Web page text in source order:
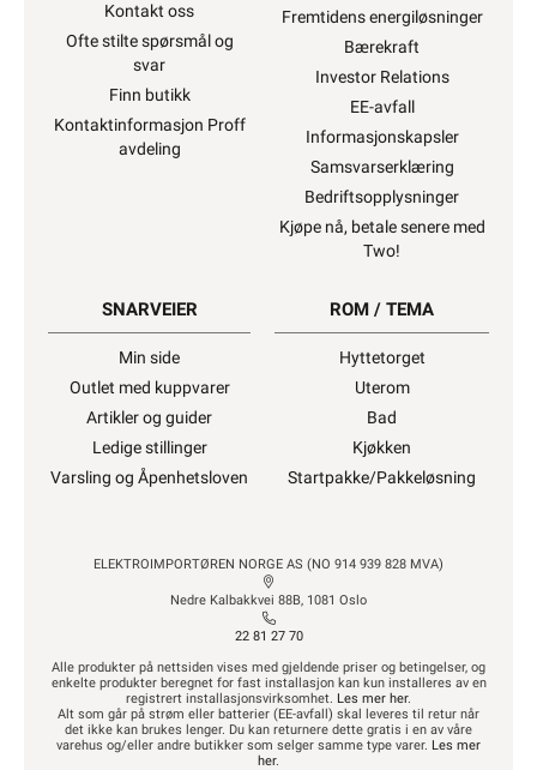
Kontakt oss
Ofte stilte spørsmål og
svar
Finn butikk
Kontaktinformasjon Proff
avdeling
Fremtidens energiløsninger
Bærekraft
Investor Relations
EE-avfall
Informasjonskapsler
Samsvarserklæring
Bedriftsopplysninger
Kjøpe nå, betale senere med
Two!
SNARVEIER
Min side
Outlet med kuppvarer
Artikler og guider
Ledige stillinger
Varsling og Åpenhetsloven
ROM / TEMA
Hyttetorget
Uterom
Bad
Kjøkken
Startpakke/Pakkeløsning
ELEKTROIMPORTØREN NORGE AS (NO 914 939 828 MVA)
Nedre Kalbakkvei 88B, 1081 Oslo
22 81 27 70
Alle produkter på nettsiden vises med gjeldende priser og betingelser, og
enkelte produkter beregnet for fast installasjon kan kun installeres av en
registrert installasjonsvirksomhet. Les mer her.
Alt som går på strøm eller batterier (EE-avfall) skal leveres til retur når
det ikke kan brukes lenger. Du kan returnere dette gratis i en av våre
varehus og/eller andre butikker som selger samme type varer. Les mer
her.